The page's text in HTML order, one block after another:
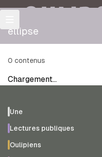
OULIPO
ellipse
0 contenus
Chargement…
Une
Lectures publiques
Oulipiens